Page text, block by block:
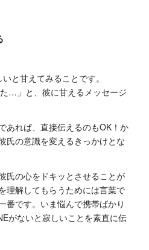
と甘えてみることです。
…」と、彼に甘えるメッセージ
あれば、直接伝えるのもOK！か
氏の意識を変えるきっかけとな
氏の心をドキッとさせることが
理解してもらうためには言葉で
番です。いま悩んで携帯ばかり
がないと寂しいことを素直に伝